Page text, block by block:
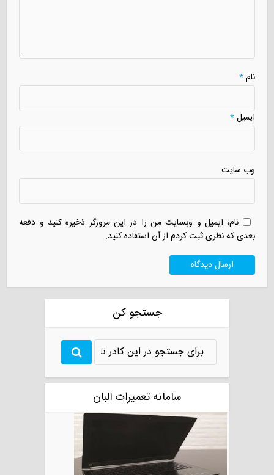
نام*
ایمیل*
وب سایت
نام، ایمیل و وبسایت من را در این مرورگر ذخیره کنید و دفعه
بعدی که نظری ثبت کردم از آن استفاده کنید.
جستجو کن
سامانه تعمیرات البان